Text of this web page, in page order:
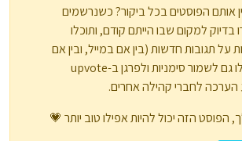
אותם הפוסטים בכל ביקור? כשנרשמים
בדיוק למקום שבו הייתם קודם, ותוכלו
תגובות חדשות (בין אם במייל, ובין אם
בהתראת פוש). תוכלו גם לשמור סימניות ולפרגן ב-upvote
הערכה לחברי קהילה אחרים.
הזה יכול להיות אפילו טוב יותר 💗